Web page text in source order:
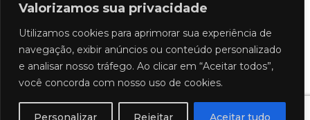
Valorizamos sua privacidade
Utilizamos cookies para aprimorar sua experiência de
navegação, exibir anúncios ou conteúdo personalizado
e analisar nosso tráfego. Ao clicar em “Aceitar todos”,
você concorda com nosso uso de cookies.
Personalizar Rejeitar Aceitar tudo